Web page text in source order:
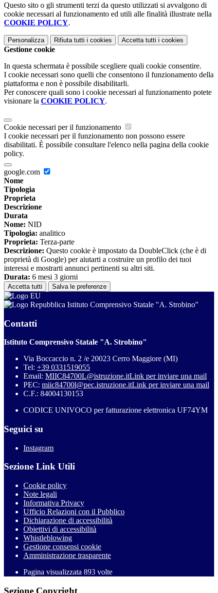
Questo sito o gli strumenti terzi da questo utilizzati si avvalgono di
cookie necessari al funzionamento ed utili alle finalità illustrate nella
COOKIE POLICY.
Personalizza Rifiuta tutti i cookies Accetta tutti i cookies
Gestione cookie
In questa schermata è possibile scegliere quali cookie consentire.
I cookie necessari sono quelli che consentono il funzionamento della
piattaforma e non è possibile disabilitarli.
Per conoscere quali sono i cookie necessari al funzionamento potete
visionare la COOKIE POLICY.
Cookie necessari per il funzionamento
I cookie necessari per il funzionamento non possono essere
disabilitati. È possibile consultare l'elenco nella pagina della cookie
policy.
google.com
Nome
Tipologia
Proprieta
Descrizione
Durata
Nome: NID
Tipologia: analitico
Proprieta: Terza-parte
Descrizione: Questo cookie è impostato da DoubleClick (che è di
proprietà di Google) per aiutarti a costruire un profilo dei tuoi
interessi e mostrarti annunci pertinenti su altri siti.
Durata: 6 mesi 3 giorni
Accetta tutti Salva le preferenze
Istituto Comprensivo Statale "A. Strobino"
Contatti
Istituto Comprensivo Statale "A. Strobino"
Via Boccaccio n. 2 /e 20023 Cerro Maggiore (MI)
Tel: +39 0331519055
Email: MIIC84700L@istruzione.itLink per inviare una mail
PEC: miic84700l@pec.istruzione.itLink per inviare una mail
C.F.: 84004130153
CODICE UNIVOCO per fatturazione elettronica UF74YM
Seguici su
Instagram
Sezione Link Utili
Cookie policy
Note legali
Informativa Privacy
Ufficio Relazioni con il Pubblico
Dichiarazione di accessibilità
Obiettivi di accessibilità
Whistleblowing
Gestione consensi cookie
Amministrazione trasparente
Pagina visualizzata 893 volte
Sezione Copyright